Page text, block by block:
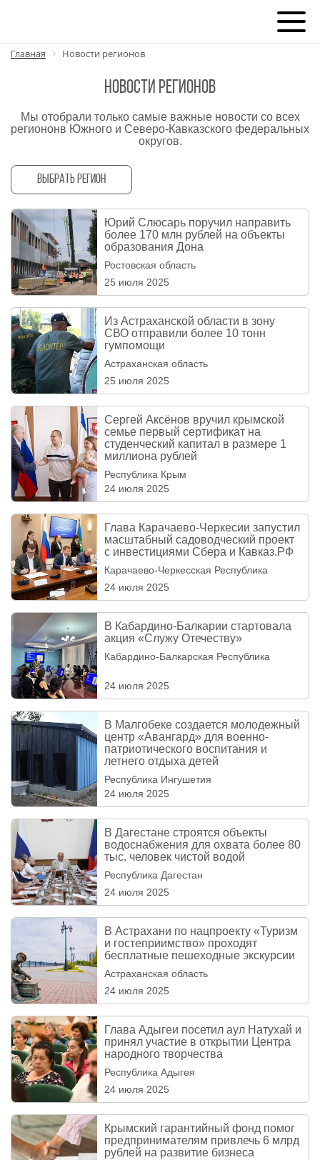
Главная Новости регионов
Новости регионов
Мы отобрали только самые важные новости со всех
региононв Южного и Северо-Кавказского федеральных
округов.
Выбрать регион
Юрий Слюсарь поручил направить
более 170 млн рублей на объекты
образования Дона
Ростовская область
25 июля 2025
Из Астраханской области в зону
СВО отправили более 10 тонн
гумпомощи
Астраханская область
25 июля 2025
Сергей Аксёнов вручил крымской
семье первый сертификат на
студенческий капитал в размере 1
миллиона рублей
Республика Крым
24 июля 2025
Глава Карачаево-Черкесии запустил
масштабный садоводческий проект
с инвестициями Сбера и Кавказ.РФ
Карачаево-Черкесская Республика
24 июля 2025
В Кабардино-Балкарии стартовала
акция «Служу Отечеству»
Кабардино-Балкарская Республика
24 июля 2025
В Малгобеке создается молодежный
центр «Авангард» для военно-
патриотического воспитания и
летнего отдыха детей
Республика Ингушетия
24 июля 2025
В Дагестане строятся объекты
водоснабжения для охвата более 80
тыс. человек чистой водой
Республика Дагестан
24 июля 2025
В Астрахани по нацпроекту «Туризм
и гостеприимство» проходят
бесплатные пешеходные экскурсии
Астраханская область
24 июля 2025
Глава Адыгеи посетил аул Натухай и
принял участие в открытии Центра
народного творчества
Республика Адыгея
24 июля 2025
Крымский гарантийный фонд помог
предпринимателям привлечь 6 млрд
рублей на развитие бизнеса